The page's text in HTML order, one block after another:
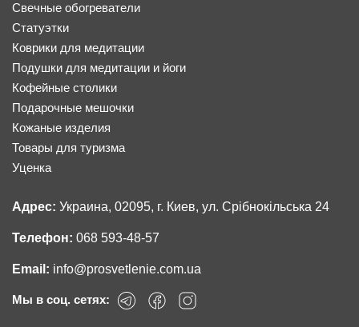
Свечные обогреватели
Статуэтки
Коврики для медитации
Подушки для медитации и йоги
Кофейные столики
Подарочные мешочки
Кожаные изделия
Товары для туризма
Уценка
Адрес: Украина, 02095, г. Киев, ул. Срібнокільська 24
Телефон: 068 593-48-57
Email: info@prosvetlenie.com.ua
Мы в соц. сетях: